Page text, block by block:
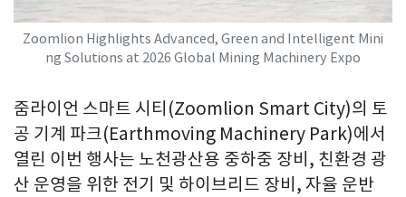
Zoomlion Highlights Advanced, Green and Intelligent Mini
ng Solutions at 2026 Global Mining Machinery Expo
줌라이언 스마트 시티(Zoomlion Smart City)의 토
공 기계 파크(Earthmoving Machinery Park)에서
열린 이번 행사는 노천광산용 중하중 장비, 친환경 광
산 운영을 위한 전기 및 하이브리드 장비, 자율 운반